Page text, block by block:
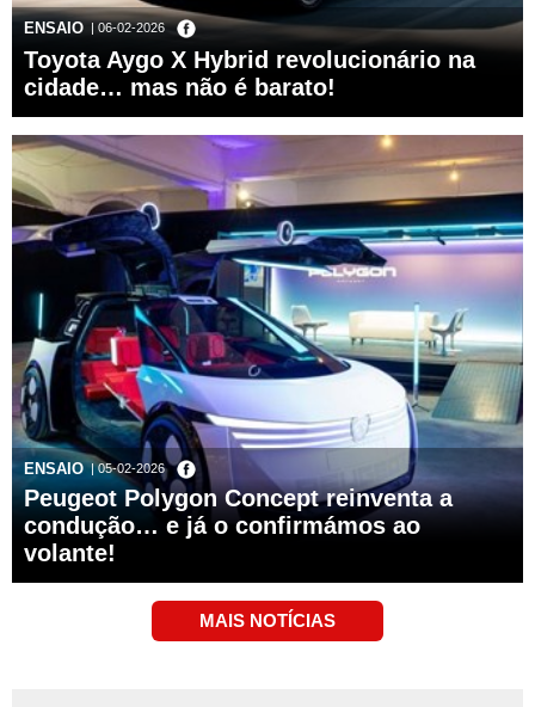
ENSAIO | 06-02-2026
Toyota Aygo X Hybrid revolucionário na
cidade… mas não é barato!
ENSAIO | 05-02-2026
Peugeot Polygon Concept reinventa a
condução… e já o confirmámos ao
volante!